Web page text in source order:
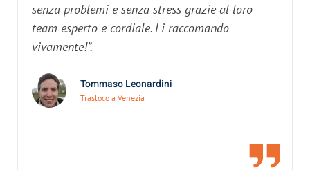
senza problemi e senza stress grazie al loro
team esperto e cordiale. Li raccomando
vivamente!”.
Tommaso Leonardini
Trasloco a Venezia